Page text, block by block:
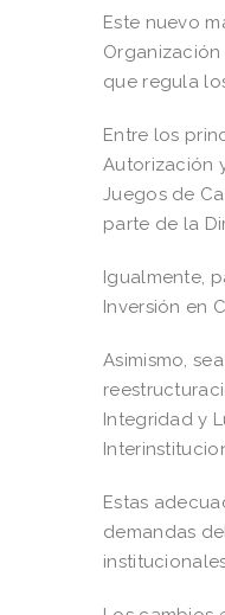
Este nuevo
Organización
que regula
Entre los
Autorización
Juegos de
parte de la
Igualmente,
Inversión en
Asimismo,
Integridad y
Estas
demandas